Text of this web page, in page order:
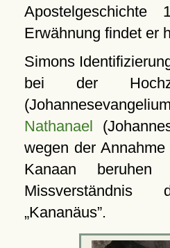
Erwähnung findet er
Simons
bei der
Nathanael
wegen der
Kanaan beruhen
Missverständnis
Kananäus .